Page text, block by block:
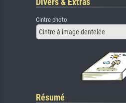
Cintre photo
Cintre à image dentelée
Résumé